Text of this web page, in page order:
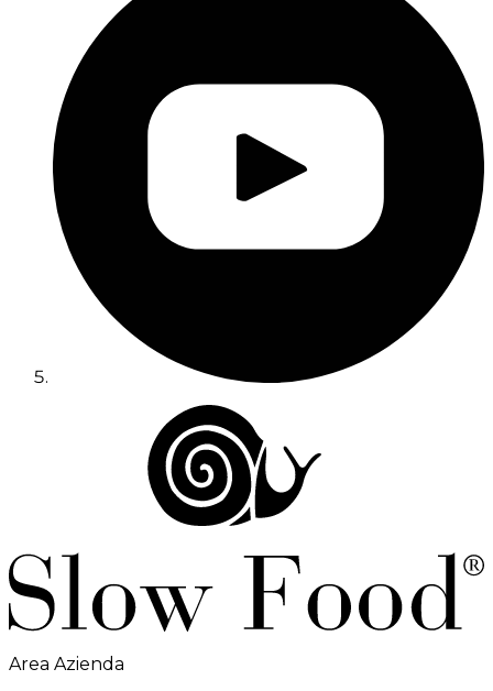
Area Azienda